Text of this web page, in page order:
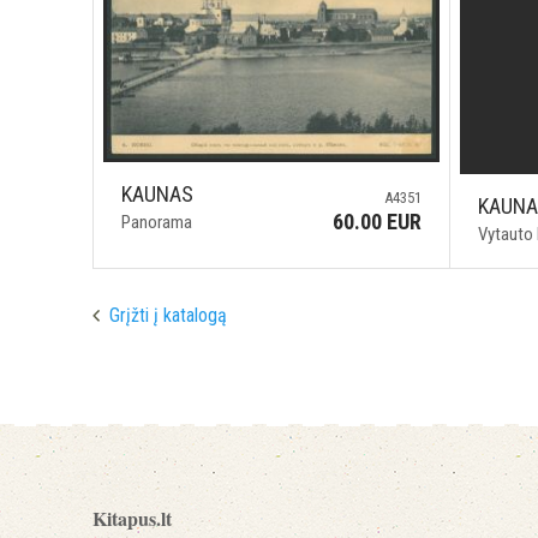
KAUNAS
Panorama
A4351
60.00 EUR
Vytauto
Grįžti į katalogą
Kitapus.lt